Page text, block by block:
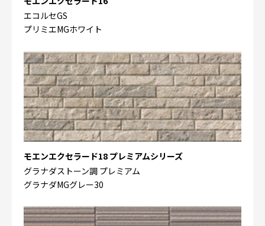
エコルセGS
プリミエMGホワイト
モエンエクセラード18 プレミアムシリーズ
グラナダストーン調 プレミアム
グラナダMGグレー30